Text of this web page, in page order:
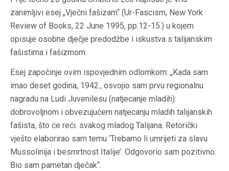
zanimljivi esej „Vječni fašizam“ (Ur-Fascism, New York
Review of Books, 22 June 1995, pp.12-15.) u kojem
opisuje osobne dječje predodžbe i iskustva s talijanskim
fašistima i fašizmom.
Esej započinje ovim ispovjednim odlomkom: „Kada sam
imao deset godina, 1942., osvojio sam prvu regionalnu
nagradu na Ludi Juvenilesu (natjecanje mladih):
dobrovoljnom i obvezujućem natjecanju mladih talijanskih
fašista, što će reći. svakog mladog Talijana. Retorički
vješto elaborirao sam temu ‘Trebamo li umrijeti za slavu
Mussolinija i besmrtnost Italije’. Odgovorio sam pozitivno.
Bio sam pametan dječak“.